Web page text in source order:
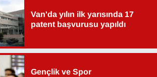
Van'da yılın ilk yarısında 17
patent başvurusu yapıldı
Gençlik ve Spor